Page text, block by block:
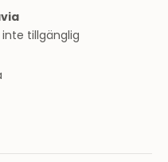
tillgänglig